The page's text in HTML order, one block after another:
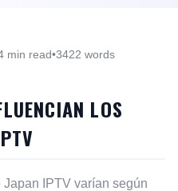
min read•3422 words
LOS
IPTV varían según